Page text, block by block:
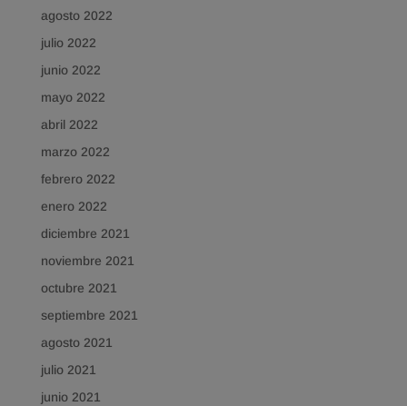
agosto 2022
julio 2022
junio 2022
mayo 2022
abril 2022
marzo 2022
febrero 2022
enero 2022
diciembre 2021
noviembre 2021
octubre 2021
septiembre 2021
agosto 2021
julio 2021
junio 2021